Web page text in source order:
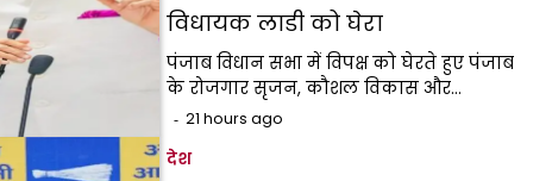
विधायक लाडी को घेरा
पंजाब विधान सभा में विपक्ष को घेरते हुए पंजाब
के रोजगार सृजन, कौशल विकास और…
21 hours ago
देश